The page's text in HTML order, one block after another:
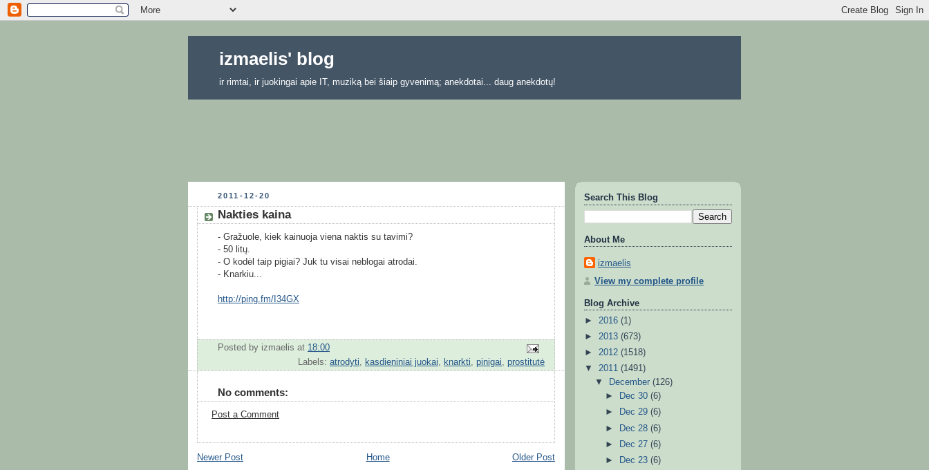
izmaelis' blog
ir rimtai, ir juokingai apie IT, muziką bei šiaip gyvenimą; anekdotai... daug anekdotų!
2011-12-20
Nakties kaina
- Gražuole, kiek kainuoja viena naktis su tavimi?
- 50 litų.
- O kodėl taip pigiai? Juk tu visai neblogai atrodai.
- Knarkiu...
http://ping.fm/I34GX
Posted by izmaelis at 18:00
Labels: atrodyti kasdieniniai juokai knarkti pinigai prostitutė
No comments:
Post a Comment
Newer Post Older Post
Home
Search This Blog
About Me
izmaelis
View my complete profile
Blog Archive
► 2016 (1)
► 2013 (673)
► 2012 (1518)
▼ 2011 (1491)
▼
December(126)
►
Dec 30(6)
►
Dec 29(6)
►
Dec 28(6)
►
Dec 27(6)
►
Dec 23(6)